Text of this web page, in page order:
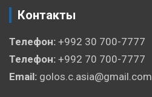
Контакты
Телефон: +992 30 700-7777
Телефон: +992 70 700-7777
Email: golos.c.asia@gmail.com